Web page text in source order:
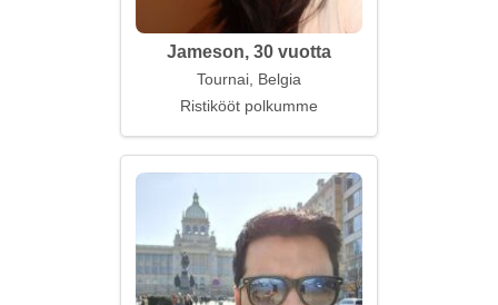
Jameson, 30 vuotta
Tournai, Belgia
Ristikööt polkumme